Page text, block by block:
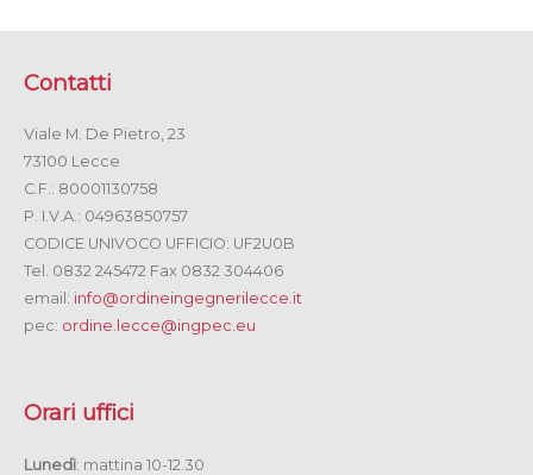
Contatti
Viale M. De Pietro, 23
73100 Lecce
C.F.: 80001130758
P. I.V.A.: 04963850757
CODICE UNIVOCO UFFICIO: UF2U0B
Tel. 0832 245472 Fax 0832 304406
email: info@ordineingegnerilecce.it
pec: ordine.lecce@ingpec.eu
Orari uffici
Lunedì: mattina 10-12.30